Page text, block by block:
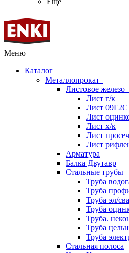
Меню
Каталог
Металлопрокат
Листовое железо
Лист г/к
Лист 09Г2С
Лист
Лист х/к
Лист
Лист
Арматура
Балка Двутавр
Стальные трубы
Труба
Труба
Труба эл/
Труба
Труба.
Труба
Труба
Стальная полоса